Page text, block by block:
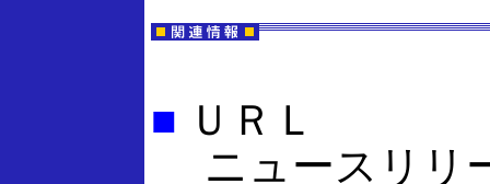
■ ＵＲＬ
ニュースリリ